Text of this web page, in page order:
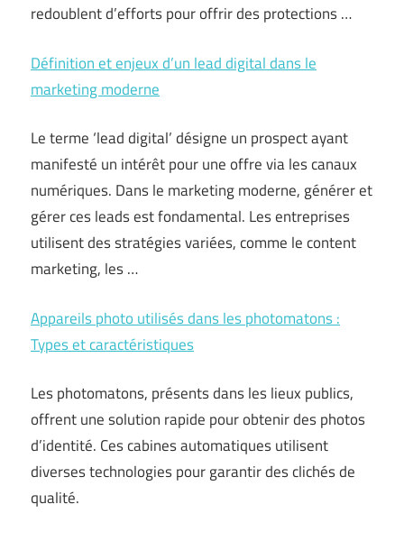
redoublent d’efforts pour offrir des protections …
Définition et enjeux d’un lead digital dans le
marketing moderne
Le terme ‘lead digital’ désigne un prospect ayant
manifesté un intérêt pour une offre via les canaux
numériques. Dans le marketing moderne, générer et
gérer ces leads est fondamental. Les entreprises
utilisent des stratégies variées, comme le content
marketing, les …
Appareils photo utilisés dans les photomatons :
Types et caractéristiques
Les photomatons, présents dans les lieux publics,
offrent une solution rapide pour obtenir des photos
d’identité. Ces cabines automatiques utilisent
diverses technologies pour garantir des clichés de
qualité.